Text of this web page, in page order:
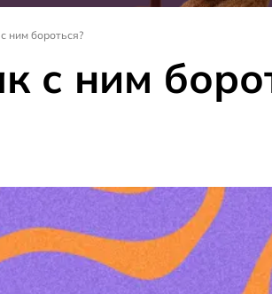
ним бороться?
с ним